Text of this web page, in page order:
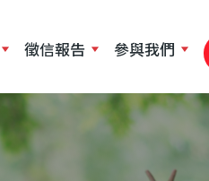
徵信報告 參與我們